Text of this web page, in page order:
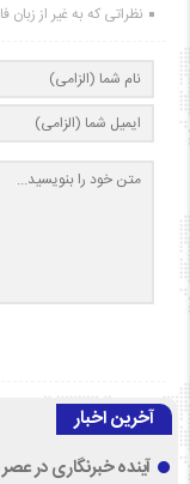
نظراتی که به غیر از
آخرین اخبار
آینده خبرنگاری در